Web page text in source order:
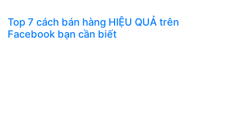
Top 7 cách bán hàng HIỆU QUẢ trên
Facebook bạn cần biết